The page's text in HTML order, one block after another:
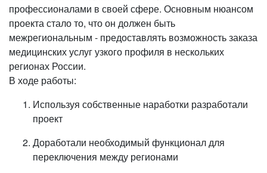
профессионалами в своей сфере. Основным нюансом
проекта стало то, что он должен быть
межрегиональным - предоставлять возможность заказа
медицинских услуг узкого профиля в нескольких
регионах России.
В ходе работы:
Используя собственные наработки разработали
проект
Доработали необходимый функционал для
переключения между регионами